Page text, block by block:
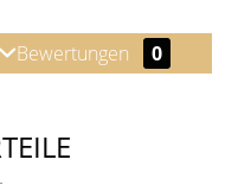
Bewertungen 0